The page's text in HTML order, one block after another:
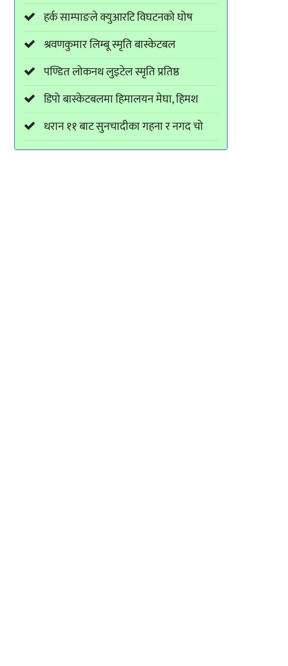
हर्क साम्पाङले क्युआरटि विघटनको घोष
श्रवणकुमार लिम्बू स्मृति बास्केटबल
पण्डित लोकनथ लुइटेल स्मृति प्रतिष्ठ
डिपो बास्केटबलमा हिमालयन मेघा, हिमश
धरान ११ बाट सुनचादीका गहना र नगद चो